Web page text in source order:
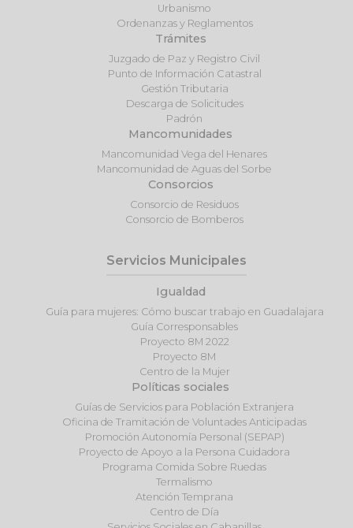
Urbanismo
Ordenanzas y Reglamentos
Trámites
Juzgado de Paz y Registro Civil
Punto de Información Catastral
Gestión Tributaria
Descarga de Solicitudes
Padrón
Mancomunidades
Mancomunidad Vega del Henares
Mancomunidad de Aguas del Sorbe
Consorcios
Consorcio de Residuos
Consorcio de Bomberos
Servicios Municipales
Igualdad
Guía para mujeres: Cómo buscar trabajo en Guadalajara
Guía Corresponsables
Proyecto 8M 2022
Proyecto 8M
Centro de la Mujer
Políticas sociales
Guías de Servicios para Población Extranjera
Oficina de Tramitación de Voluntades Anticipadas
Promoción Autonomía Personal (SEPAP)
Proyecto de Apoyo a la Persona Cuidadora
Programa Comida Sobre Ruedas
Termalismo
Atención Temprana
Centro de Día